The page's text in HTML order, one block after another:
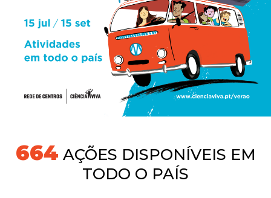
691AÇÕES DISPONÍVEIS EM
TODO O PAÍS